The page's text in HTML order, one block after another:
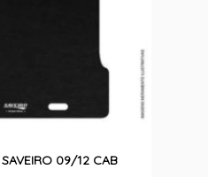
09/12 CAB